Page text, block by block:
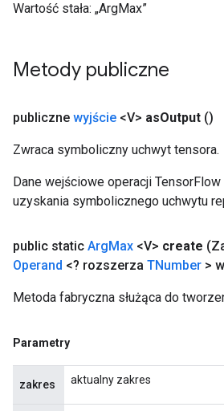
Wartość stała: „ArgMax”
Metody publiczne
publiczne wyjście <V> asOutput ()
Zwraca symboliczny uchwyt tensora.
Dane wejściowe operacji
uzyskania symbolicznego uchwytu
public static ArgMax <V> create
Operand <? rozszerza TNumber >
Metoda fabryczna służąca do
Parametry
zakres aktualny zakres